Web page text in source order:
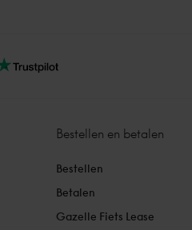
Bestellen en betalen
Bestellen
Betalen
Gazelle Fiets Lease